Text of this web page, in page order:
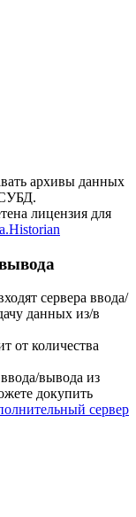
архивы данных
СУБД.
лицензия для
сервера ввода/
данных из/в
от количества
вывода из
докупить
сервер